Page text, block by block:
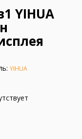
YIHUA
YIHUA